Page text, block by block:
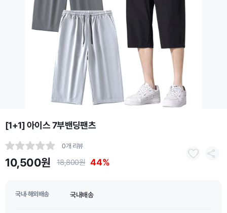
[1+1] 아이스 7부밴딩팬츠
0개 리뷰
10,500원 18,800원 44%
국내·해외배송 국내배송